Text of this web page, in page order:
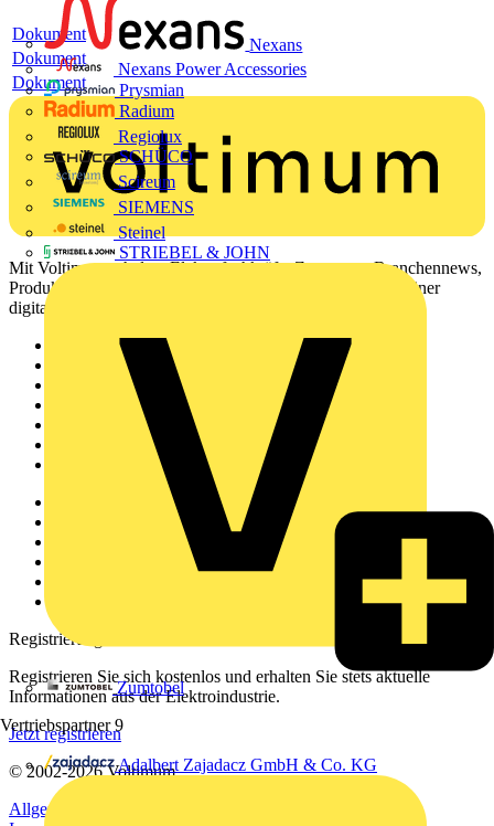
Nexans
Nexans Power Accessories
Prysmian
Radium
Regiolux
SCHÜCO
Scireum
SIEMENS
Steinel
STRIEBEL & JOHN
Zumtobel
Vertriebspartner 9
Adalbert Zajadacz GmbH & Co. KG
Dokument
Dokument
Dokument
Mit Voltimum erhalten Elektrofachkräfte Zugang zu Branchennews,
Produktinformationen, Schulungen und Tools – alles auf einer
digitalen Plattform und Community.
Produktsuche
Downloadbereich (PDFs)
Registrierung
Registrieren Sie sich kostenlos und erhalten Sie stets aktuelle
Informationen aus der Elektroindustrie.
Jetzt registrieren
© 2002-2026Voltimum
Allgemeine Geschäftsbedingungen